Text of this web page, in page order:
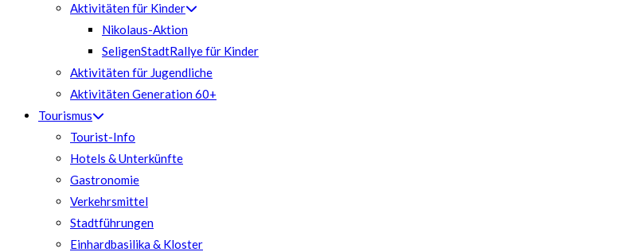
Aktivitäten für Kinder
Nikolaus-Aktion
SeligenStadtRallye für Kinder
Aktivitäten für Jugendliche
Aktivitäten Generation 60+
Tourismus
Tourist-Info
Hotels & Unterkünfte
Gastronomie
Verkehrsmittel
Stadtführungen
Einhardbasilika & Kloster